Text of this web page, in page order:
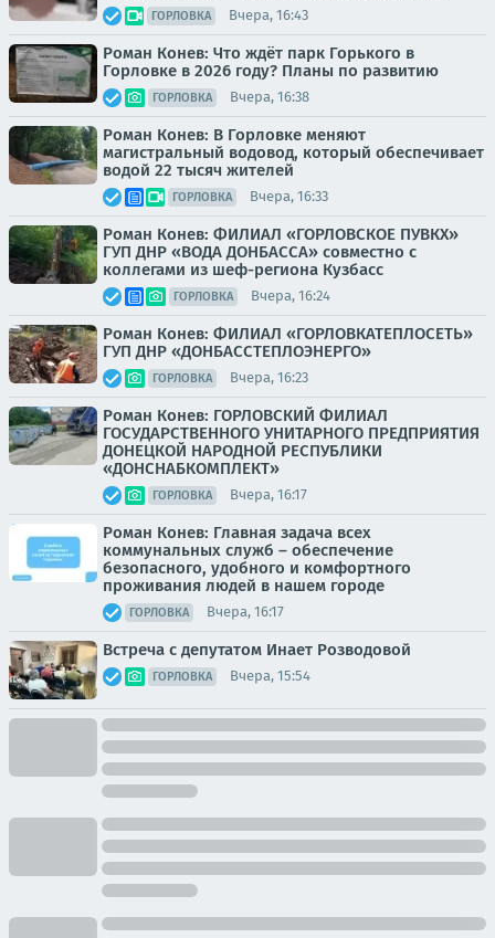
ГОРЛОВКА Вчера, 16:43
Роман Конев: Что ждёт парк Горького в
Горловке в 2026 году? Планы по развитию
ГОРЛОВКА Вчера, 16:38
Роман Конев: В Горловке меняют
магистральный водовод, который обеспечивает
водой 22 тысяч жителей
ГОРЛОВКА Вчера, 16:33
Роман Конев: ФИЛИАЛ «ГОРЛОВСКОЕ ПУВКХ»
ГУП ДНР «ВОДА ДОНБАССА» совместно с
коллегами из шеф-региона Кузбасс
ГОРЛОВКА Вчера, 16:24
Роман Конев: ФИЛИАЛ «ГОРЛОВКАТЕПЛОСЕТЬ»
ГУП ДНР «ДОНБАССТЕПЛОЭНЕРГО»
ГОРЛОВКА Вчера, 16:23
Роман Конев: ГОРЛОВСКИЙ ФИЛИАЛ
ГОСУДАРСТВЕННОГО УНИТАРНОГО ПРЕДПРИЯТИЯ
ДОНЕЦКОЙ НАРОДНОЙ РЕСПУБЛИКИ
«ДОНСНАБКОМПЛЕКТ»
ГОРЛОВКА Вчера, 16:17
Роман Конев: Главная задача всех
коммунальных служб – обеспечение
безопасного, удобного и комфортного
проживания людей в нашем городе
ГОРЛОВКА Вчера, 16:17
Встреча с депутатом Инает Розводовой
ГОРЛОВКА Вчера, 15:54